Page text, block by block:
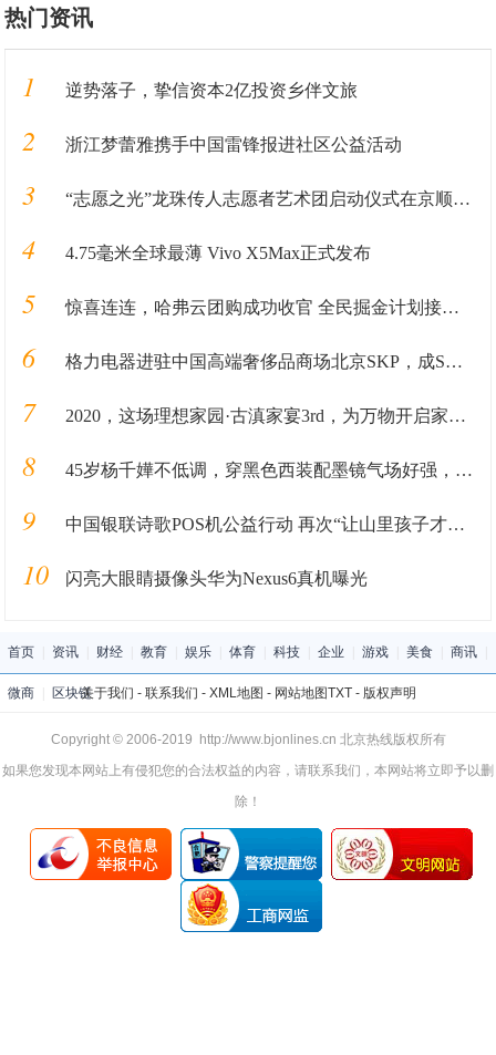
热门资讯
1 逆势落子，挚信资本2亿投资乡伴文旅
2 浙江梦蕾雅携手中国雷锋报进社区公益活动
3 “志愿之光”龙珠传人志愿者艺术团启动仪式在京顺利启动
4 4.75毫米全球最薄 Vivo X5Max正式发布
5 惊喜连连，哈弗云团购成功收官 全民掘金计划接踵而至
6 格力电器进驻中国高端奢侈品商场北京SKP，成SKP国产家电第一品牌
7 2020，这场理想家园·古滇家宴3rd，为万物开启家园的新篇章
8 45岁杨千嬅不低调，穿黑色西装配墨镜气场好强，个性发色真时髦
9 中国银联诗歌POS机公益行动 再次“让山里孩子才华被看见”
10 闪亮大眼睛摄像头华为Nexus6真机曝光
首页 资讯 财经 教育 娱乐 体育 科技 企业 游戏 美食 商讯
微商 区块链关于我们 - 联系我们 - XML地图 - 网站地图TXT- 版权声明
Copyright © 2006-2019 http://www.bjonlines.cn 北京热线版权所有
如果您发现本网站上有侵犯您的合法权益的内容，请联系我们，本网站将立即予以删
除！